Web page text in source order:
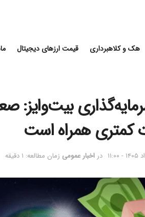
هک و کلاهبرداری قیمت ارزهای دیجیتال
بیت‌وایز:
کمتری همراه است
در اخبار عمومی زمان مطالعه: ۱ دقیقه